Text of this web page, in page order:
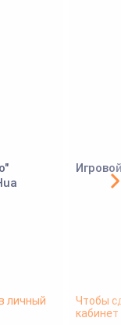
личный
Чтобы
кабинет